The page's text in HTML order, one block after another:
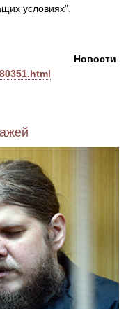
условиях".